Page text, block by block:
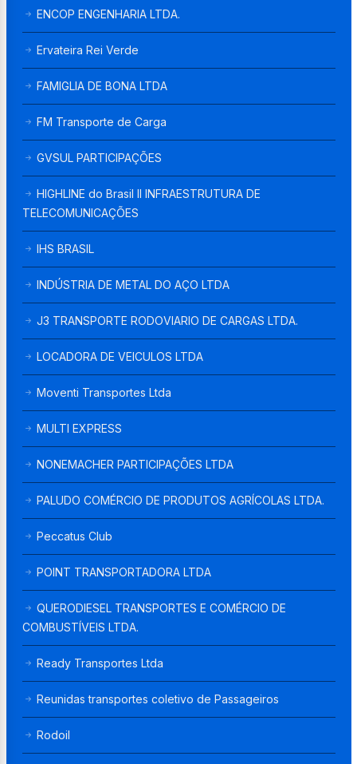
ENCOP ENGENHARIA LTDA.
Ervateira Rei Verde
FAMIGLIA DE BONA LTDA
FM Transporte de Carga
GVSUL PARTICIPAÇÕES
HIGHLINE do Brasil II INFRAESTRUTURA DE
TELECOMUNICAÇÕES
IHS BRASIL
INDÚSTRIA DE METAL DO AÇO LTDA
J3 TRANSPORTE RODOVIARIO DE CARGAS LTDA.
LOCADORA DE VEICULOS LTDA
Moventi Transportes Ltda
MULTI EXPRESS
NONEMACHER PARTICIPAÇÕES LTDA
PALUDO COMÉRCIO DE PRODUTOS AGRÍCOLAS LTDA.
Peccatus Club
POINT TRANSPORTADORA LTDA
QUERODIESEL TRANSPORTES E COMÉRCIO DE
COMBUSTÍVEIS LTDA.
Ready Transportes Ltda
Reunidas transportes coletivo de Passageiros
Rodoil